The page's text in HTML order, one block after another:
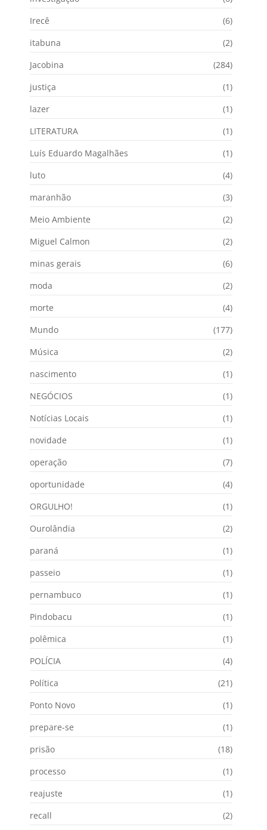
Irecê
(6)
itabuna
(2)
Jacobina
(284)
justiça
(1)
lazer
(1)
LITERATURA
(1)
Luís Eduardo Magalhães
(1)
luto
(4)
maranhão
(3)
Meio Ambiente
(2)
Miguel Calmon
(2)
minas gerais
(6)
moda
(2)
morte
(4)
Mundo
(177)
Música
(2)
nascimento
(1)
NEGÓCIOS
(1)
Notícias Locais
(1)
novidade
(1)
operação
(7)
oportunidade
(4)
ORGULHO!
(1)
Ourolândia
(2)
paraná
(1)
passeio
(1)
pernambuco
(1)
Pindobacu
(1)
polêmica
(1)
POLÍCIA
(4)
Política
(21)
Ponto Novo
(1)
prepare-se
(1)
prisão
(18)
processo
(1)
reajuste
(1)
recall
(2)